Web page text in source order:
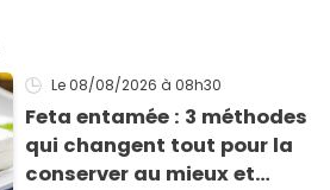
Le 08/08/2026 à 08h30
Feta entamée : 3 méthodes
qui changent tout pour la
conserver au mieux et